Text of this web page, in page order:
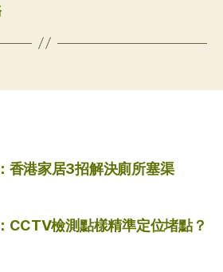
香港家居3招解決廁所塞渠
CCTV檢測點樣精準定位堵點？